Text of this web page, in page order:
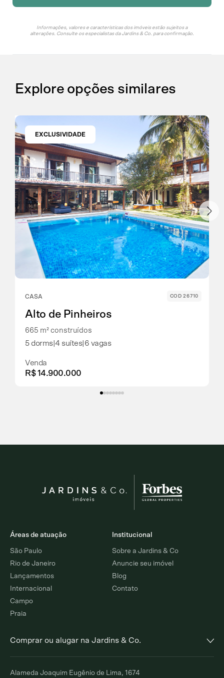
Informações, valores e características dos imóveis estão sujeitos a
alterações. Consulte os especialistas da Jardins & Co. para confirmação.
Explore opções similares
EXCLUSIVIDADE
COD 26710
CASA
Alto de Pinheiros
665 m² construídos
5 dorms| 4 suítes| 6 vagas
Venda
R$ 14.900.000
Áreas de atuação
São Paulo
Rio de Janeiro
Lançamentos
Internacional
Campo
Praia
Institucional
Sobre a Jardins & Co
Anuncie seu imóvel
Blog
Contato
Comprar ou alugar na Jardins & Co.
Alto de Pinheiros Jardim Europa
Alameda Joaquim Eugênio de Lima, 1674